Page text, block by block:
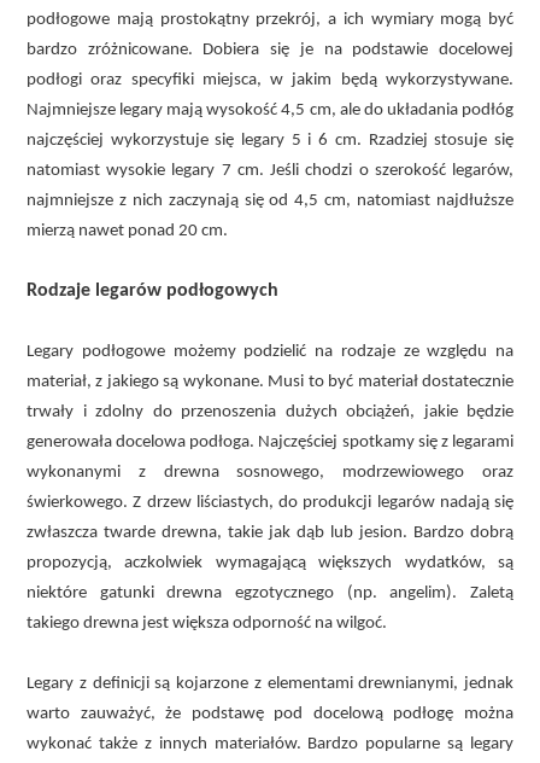
podłogowe mają prostokątny przekrój, a ich wymiary mogą być
bardzo zróżnicowane. Dobiera się je na podstawie docelowej
podłogi oraz specyfiki miejsca, w jakim będą wykorzystywane.
Najmniejsze legary mają wysokość 4,5 cm, ale do układania podłóg
najczęściej wykorzystuje się legary 5 i 6 cm. Rzadziej stosuje się
natomiast wysokie legary 7 cm. Jeśli chodzi o szerokość legarów,
najmniejsze z nich zaczynają się od 4,5 cm, natomiast najdłuższe
mierzą nawet ponad 20 cm.
Rodzaje legarów podłogowych
Legary podłogowe możemy podzielić na rodzaje ze względu na
materiał, z jakiego są wykonane. Musi to być materiał dostatecznie
trwały i zdolny do przenoszenia dużych obciążeń, jakie będzie
generowała docelowa podłoga. Najczęściej spotkamy się z legarami
wykonanymi z drewna sosnowego, modrzewiowego oraz
świerkowego. Z drzew liściastych, do produkcji legarów nadają się
zwłaszcza twarde drewna, takie jak dąb lub jesion. Bardzo dobrą
propozycją, aczkolwiek wymagającą większych wydatków, są
niektóre gatunki drewna egzotycznego (np. angelim). Zaletą
takiego drewna jest większa odporność na wilgoć.
Legary z definicji są kojarzone z elementami drewnianymi, jednak
warto zauważyć, że podstawę pod docelową podłogę można
wykonać także z innych materiałów. Bardzo popularne są legary